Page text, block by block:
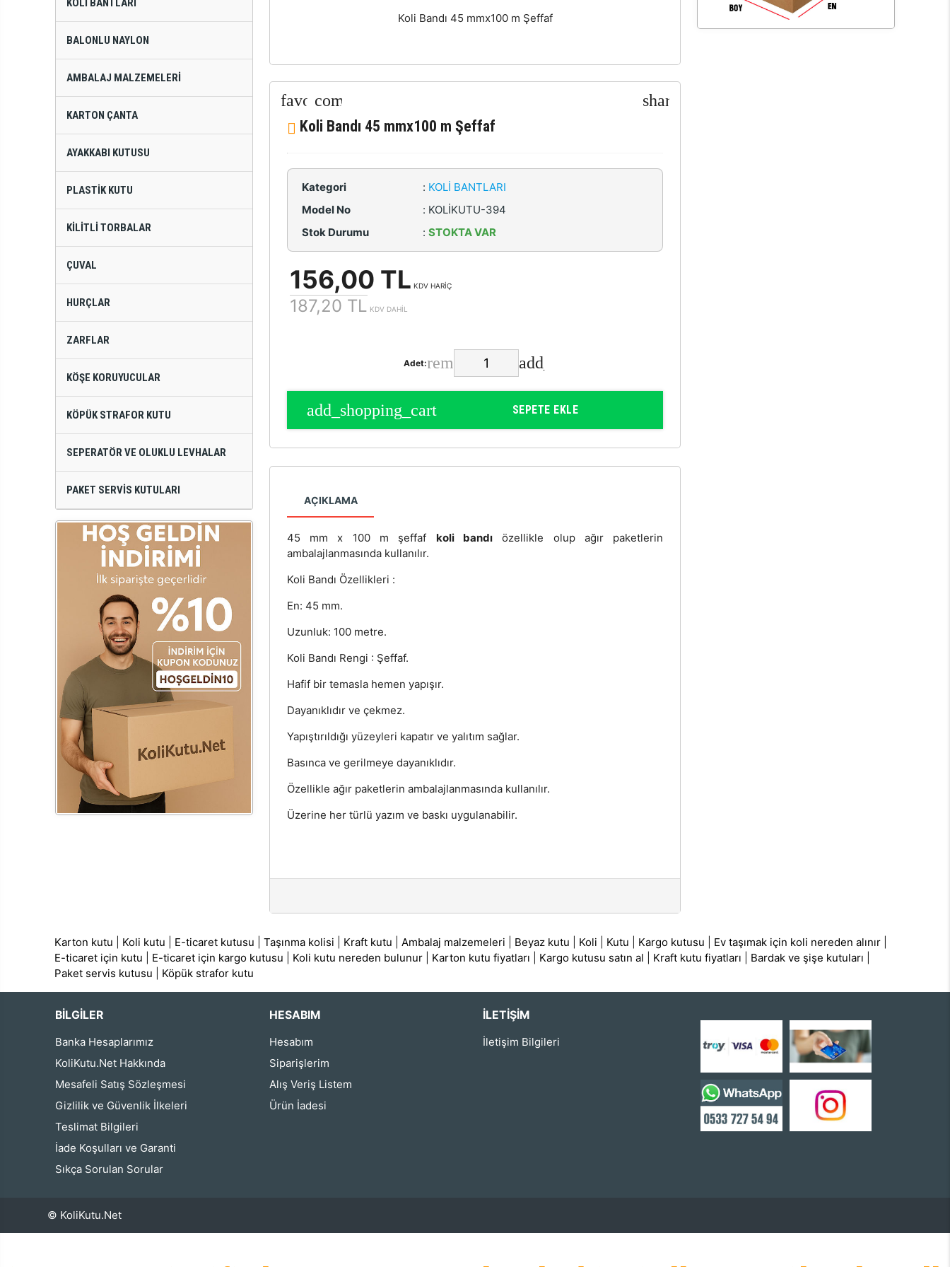
KOLI BANTLARI
BALONLU NAYLON
AMBALAJ MALZEMELERI
KARTON ÇANTA
AYAKKABI KUTUSU
PLASTIK KUTU
KILITLI TORBALAR
ÇUVAL
HURÇLAR
ZARFLAR
KÖŞE KORUYUCULAR
KÖPÜK STRAFOR KUTU
SEPERATÖR VE OLUKLU LEVHALAR
PAKET SERVIS KUTULARI
Koli Bandı 45 mmx100 m Şeffaf
Koli Bandı 45 mmx100 m Şeffaf
Kategori : KOLI BANTLARI
Model No
: KOLİKUTU-394
Stok Durumu
: STOKTA VAR
156,00 TL KDV HARİÇ
187,20 TL KDV DAHİL
Adet:
SEPETE EKLE
AÇIKLAMA
45 mm x 100 m şeffaf koli bandıözellikle olup ağır paketlerin
ambalajlanmasında kullanılır.
Koli Bandı Özellikleri :
En: 45 mm.
Uzunluk: 100 metre.
Koli Bandı Rengi : Şeffaf.
Hafif bir temasla hemen yapışır.
Dayanıklıdır ve çekmez.
Yapıştırıldığı yüzeyleri kapatır ve yalıtım sağlar.
Basınca ve gerilmeye dayanıklıdır.
Özellikle ağır paketlerin ambalajlanmasında kullanılır.
Üzerine her türlü yazım ve baskı uygulanabilir.
Karton kutu Koli kutu E-ticaret kutusu |Taşınma kolisi Kraft kutu Ambalaj malzemeleri Beyaz kutu Koli Kutu Kargo kutusu Ev taşımak için koli nereden alınır
E-ticaret için kutu
E-ticaret için kargo kutusu Koli kutu nereden bulunur Karton kutu fiyatları Kargo kutusu satın al Kraft kutu fiyatları Bardak ve şişe kutuları
Paket servis kutusu
Köpük strafor kutu
BİLGİLER
Banka Hesaplarımız
KoliKutu.Net Hakkında
Mesafeli Satış Sözleşmesi
Gizlilik ve Güvenlik İlkeleri
Teslimat Bilgileri
İade Koşulları ve Garanti
Sıkça Sorulan Sorular
HESABIM
Hesabım
Siparişlerim
Alış Veriş Listem
Ürün İadesi
İLETIŞIM
İletişim Bilgileri
© KoliKutu.Net